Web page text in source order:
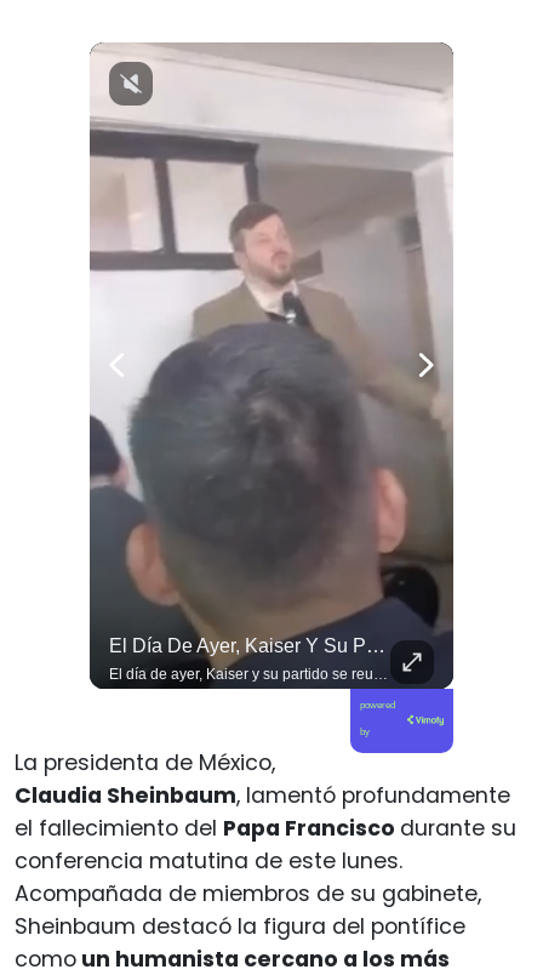
El Día De Ayer, Kaiser Y Su Partido Se Reunieron En La Sede De Villa Santa Elena, En Nuestra Comuna De Macul.
El día de ayer, Kaiser y su partido se reunieron en la sede de Villa Santa Elena, en nuestra comuna de Macul. Sin autorización, sin vínculo previo con el territorio y sin haber estado cuando las vecinas y vecinos los han necesitado. Llegaron con el descaro de quienes creen que, por tener poder político, pueden hacer y deshacer a su antojo en nuestras villas y barrios. Nuestros barrios no son el patio trasero de ningún partido político.
powered
by
La presidenta de México,
Claudia Sheinbaum, lamentó profundamente
el fallecimiento del Papa Francisco durante su
conferencia matutina de este lunes.
Acompañada de miembros de su gabinete,
Sheinbaum destacó la figura del pontífice
como un humanista cercano a los más